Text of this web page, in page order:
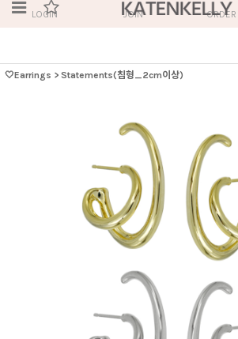
LOGIN JOIN ORDER
🤍Earrings > Statements(침형_2cm이상)